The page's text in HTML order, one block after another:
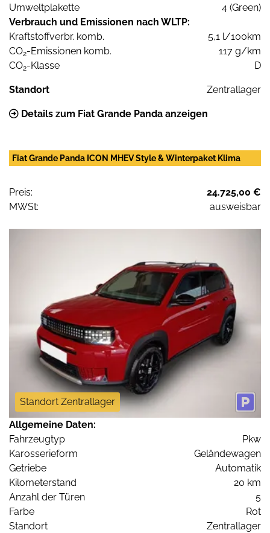
Umweltplakette
4 (Green)
Verbrauch und Emissionen nach WLTP:
Kraftstoffverbr. komb.
5,1 l/100km
CO2-Emissionen komb.
117 g/km
CO2-Klasse D
Standort Zentrallager
Details zum Fiat Grande Panda anzeigen
Fiat Grande Panda ICON MHEV Style & Winterpaket Klima
Preis:
24.725,00 €
MWSt:
ausweisbar
Standort Zentrallager
Allgemeine Daten:
Fahrzeugtyp
Pkw
Karosserieform
Geländewagen
Getriebe
Automatik
Kilometerstand
20 km
Anzahl der Türen
5
Farbe
Rot
Standort
Zentrallager